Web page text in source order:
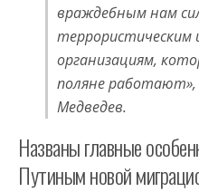
враждебным нам
террористическим
организациям,
поляне
Медведев.
Названы главные
Путиным новой